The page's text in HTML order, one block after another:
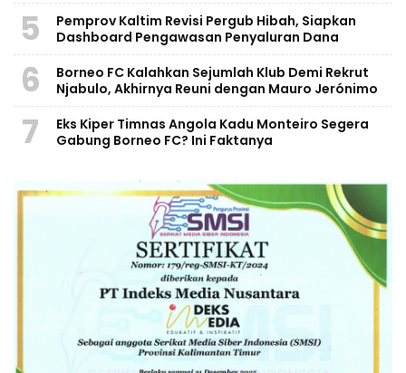
5
Pemprov Kaltim Revisi Pergub Hibah, Siapkan
Dashboard Pengawasan Penyaluran Dana
6
Borneo FC Kalahkan Sejumlah Klub Demi Rekrut
Njabulo, Akhirnya Reuni dengan Mauro Jerónimo
7
Eks Kiper Timnas Angola Kadu Monteiro Segera
Gabung Borneo FC? Ini Faktanya